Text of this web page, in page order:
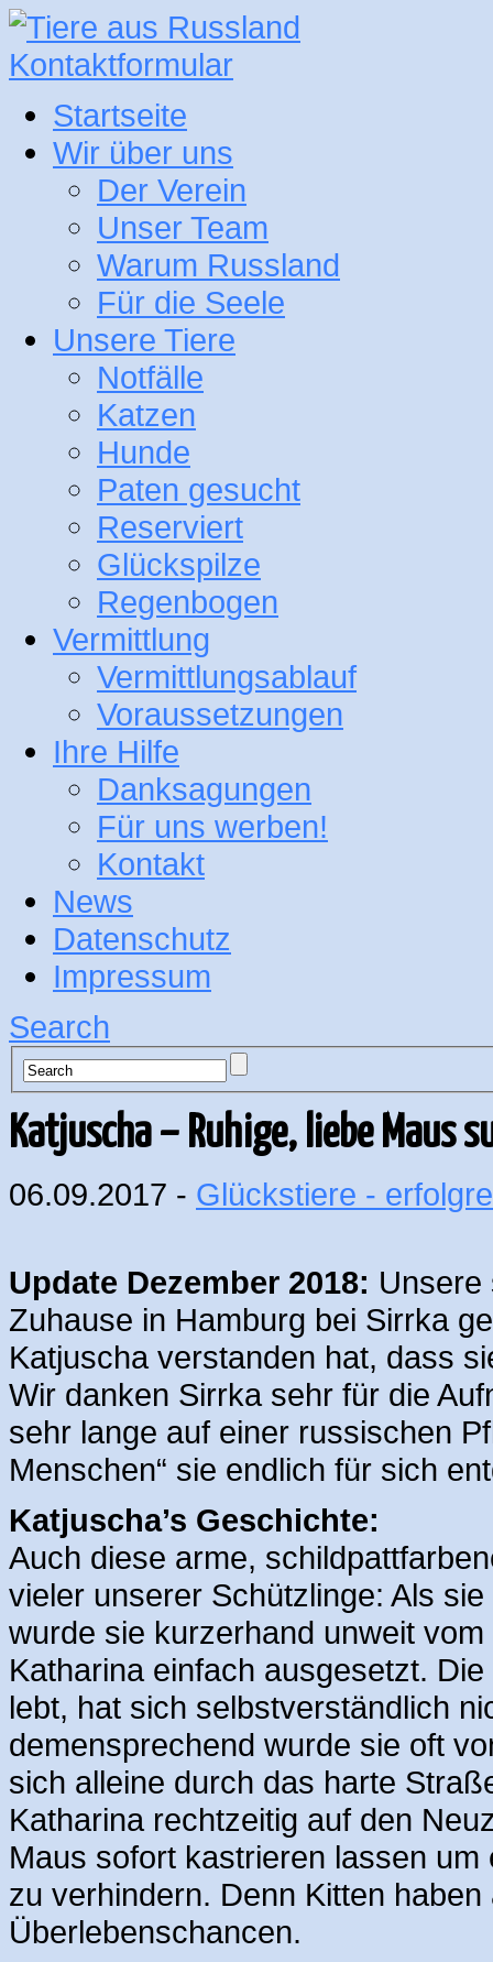
Kontaktformular
Startseite
Wir über uns
Der Verein
Unser Team
Warum Russland
Für die Seele
Unsere Tiere
Notfälle
Katzen
Hunde
Paten gesucht
Reserviert
Glückspilze
Regenbogen
Vermittlung
Vermittlungsablauf
Voraussetzungen
Ihre Hilfe
Danksagungen
Für uns werben!
Kontakt
News
Datenschutz
Impressum
Search
Katjuscha – Ruhige, liebe Maus
06.09.2017 - Glückstiere -
Update Dezember 2018: Unsere
Zuhause in Hamburg bei Sirrka
Katjuscha verstanden hat, dass
Wir danken Sirrka sehr für die
sehr lange auf einer russischen
Menschen“ sie endlich für sich
Katjuscha’s Geschichte:
Auch diese arme,
vieler unserer Schützlinge: Als
wurde sie kurzerhand unweit
Katharina einfach ausgesetzt.
lebt, hat sich selbstverständlich
demensprechend wurde sie oft
sich alleine durch das harte
Katharina rechtzeitig auf den
Maus sofort kastrieren lassen
zu verhindern. Denn Kitten
Überlebenschancen.